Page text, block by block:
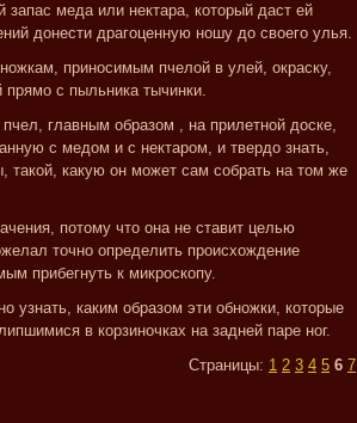
запас меда или нектара, который даст ей
донести драгоценную ношу до своего улья.
приносимым пчелой в улей, окраску,
с пыльника тычинки.
главным образом , на прилетной доске,
с медом и с нектаром, и твердо знать,
такой, какую он может сам собрать на том же
потому что она не ставит целью
точно определить происхождение
прибегнуть к микроскопу.
узнать, каким образом эти обножки, которые
в корзиночках на задней паре ног.
Страницы: 1 2 3 4 5 6 7